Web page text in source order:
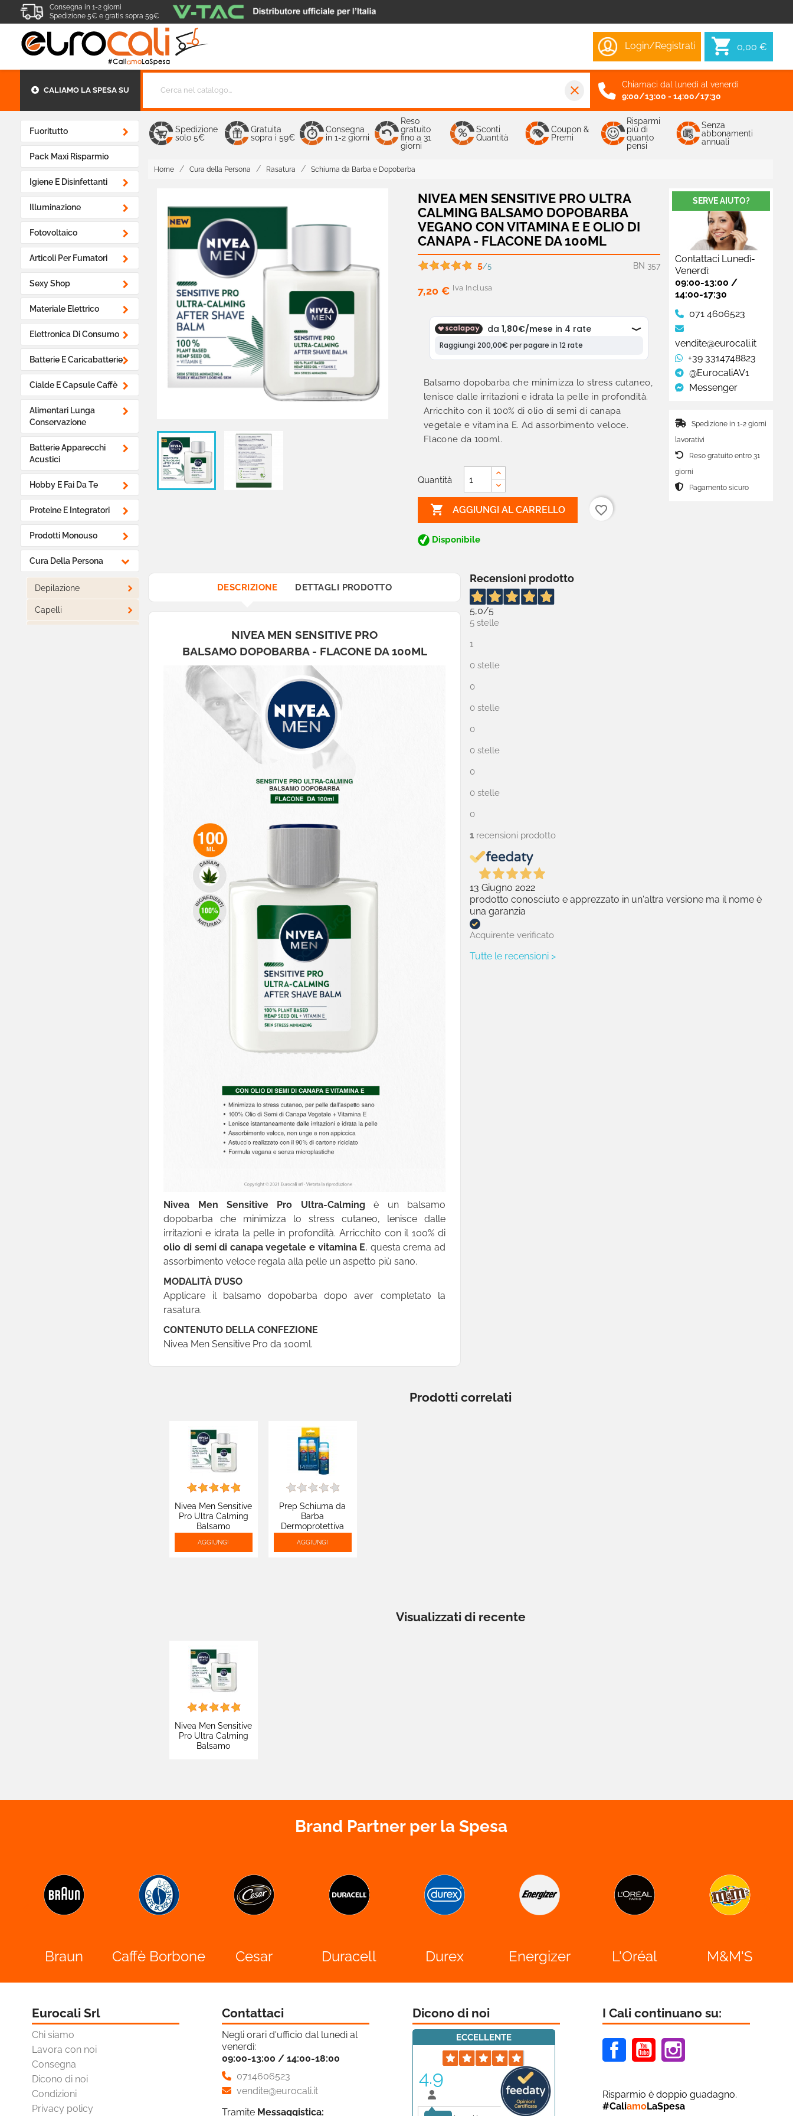
Consegna in 1-2 giorni
Spedizione 5€ e gratis sopra 59€
Login/Registrati 0,00 €
CALIAMO LA SPESA SU close
Chiamaci dal lunedì al venerdì
9:00/13:00 - 14:00/17:30
Fuoritutto 
Pack Maxi Risparmio
Igiene E Disinfettanti 
Illuminazione 
Fotovoltaico 
Articoli Per Fumatori 
Sexy Shop 
Materiale Elettrico 
Elettronica Di Consumo
Batterie E Caricabatterie
Cialde E Capsule Caffè 
Alimentari Lunga
Conservazione

Batterie Apparecchi
Acustici

Hobby E Fai Da Te 
Proteine E Integratori 
Prodotti Monouso 
Cura Della Persona 
Depilazione 
Capelli 
Spedizione
solo 5€
Gratuita
sopra i 59€
Consegna
in 1-2 giorni
Reso
gratuito
fino a 31
giorni
Sconti
Quantità
Coupon &
Premi
Risparmi
più di
quanto
pensi
Senza
abbonamenti
annuali
Home Cura della Persona Rasatura Schiuma da Barba e Dopobarba
NIVEA MEN SENSITIVE PRO ULTRA
CALMING BALSAMO DOPOBARBA
VEGANO CON VITAMINA E E OLIO DI
CANAPA - FLACONE DA 100ML
BN 357
5/5
7,20 € Iva Inclusa
Balsamo dopobarba che minimizza lo stress cutaneo,
lenisce dalle irritazioni e idrata la pelle in profondità.
Arricchito con il 100% di olio di semi di canapa
vegetale e vitamina E. Ad assorbimento veloce.
Flacone da 100ml.
Quantità
 AGGIUNGI AL CARRELLO favorite_border
Disponibile
SERVE AIUTO?
Contattaci Lunedì-
Venerdì:
09:00-13:00 /
14:00-17:30
071 4606523
vendite@eurocali.it
+39 3314748823
@EurocaliAV1
Messenger
Spedizione in 1-2 giorni
lavorativi
Reso gratuito entro 31
giorni
Pagamento sicuro
DESCRIZIONE DETTAGLI PRODOTTO
NIVEA MEN SENSITIVE PRO
BALSAMO DOPOBARBA - FLACONE DA 100ML
Nivea Men Sensitive Pro Ultra-Calmingè un balsamo
dopobarba che minimizza lo stress cutaneo, lenisce dalle
irritazioni e idrata la pelle in profondità. Arricchito con il 100% di
olio di semi di canapa vegetale e vitamina E, questa crema ad
assorbimento veloce regala alla pelle un aspetto più sano.
MODALITÀ D’USO
Applicare il balsamo dopobarba dopo aver completato la
rasatura.
CONTENUTO DELLA CONFEZIONE
Nivea Men Sensitive Pro da 100ml.
Recensioni prodotto
5,0/5
5 stelle
1
0 stelle
0
0 stelle
0
0 stelle
0
0 stelle
0
1recensioni prodotto
13 Giugno 2022
prodotto conosciuto e apprezzato in un'altra versione ma il nome è
una garanzia
Acquirente verificato
Tutte le recensioni >
Prodotti correlati
Nivea Men Sensitive
Pro Ultra Calming
Balsamo
Dopobarba Vegano
con Vitamina E e
AGGIUNGI
Prep Schiuma da
Barba
Dermoprotettiva
Formula Ricca e
Cremosa Effetto
AGGIUNGI
Visualizzati di recente
Nivea Men Sensitive
Pro Ultra Calming
Balsamo
Brand Partner per la Spesa
Caffè Borbone Cesar Duracell Durex Energizer L'Oréal M&M'S
Eurocali Srl
Chi siamo
Lavora con noi
Consegna
Dicono di noi
Condizioni
Privacy policy
Contattaci
Negli orari d'ufficio dal lunedì al
venerdì:
09:00-13:00 / 14:00-18:00
0714606523
vendite@eurocali.it
Tramite Messaggistica:
Dicono di noi
ECCELLENTE
4.9
I Cali continuano su:
FacebookYoutube
Risparmio è doppio guadagno.
#CaliamoLaSpesa